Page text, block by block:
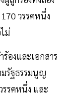
วรรคหนึ่ง
ม่
องและเอกสาร
รัฐธรรมนูญ
รรคหนึ่ง และ